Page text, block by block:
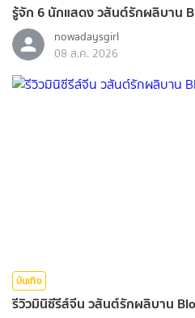
รู้จัก 6 นักแสดง วสันต์รักผลิบาน
nowadaysgirl
08 ส.ค. 2026
บันเทิง
รีวิวมินิซีรีส์จีน วสันต์รักผลิบาน